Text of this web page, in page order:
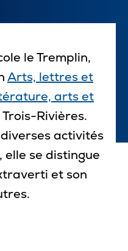
le Tremplin,
Arts, lettres et
arts et
Rivières.
activités
elle se distingue
et son